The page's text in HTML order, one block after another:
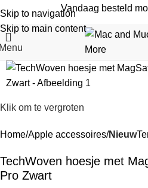
Skip to navigation
Skip to main content
Vandaag besteld
Klik om te vergroten
Home Apple accessoires Nieuw
TechWoven hoesje met
Pro Zwart